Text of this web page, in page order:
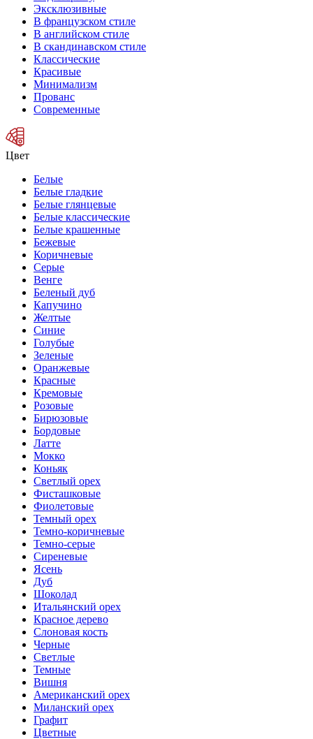
Эксклюзивные
В французском стиле
В английском стиле
В скандинавском стиле
Классические
Красивые
Минимализм
Прованс
Современные
Цвет
Белые
Белые гладкие
Белые глянцевые
Белые классические
Белые крашенные
Бежевые
Коричневые
Серые
Венге
Беленый дуб
Капучино
Желтые
Синие
Голубые
Зеленые
Оранжевые
Красные
Кремовые
Розовые
Бирюзовые
Бордовые
Латте
Мокко
Коньяк
Светлый орех
Фисташковые
Фиолетовые
Темный орех
Темно-коричневые
Темно-серые
Сиреневые
Ясень
Дуб
Шоколад
Итальянский орех
Красное дерево
Слоновая кость
Черные
Светлые
Темные
Вишня
Американский орех
Миланский орех
Графит
Цветные